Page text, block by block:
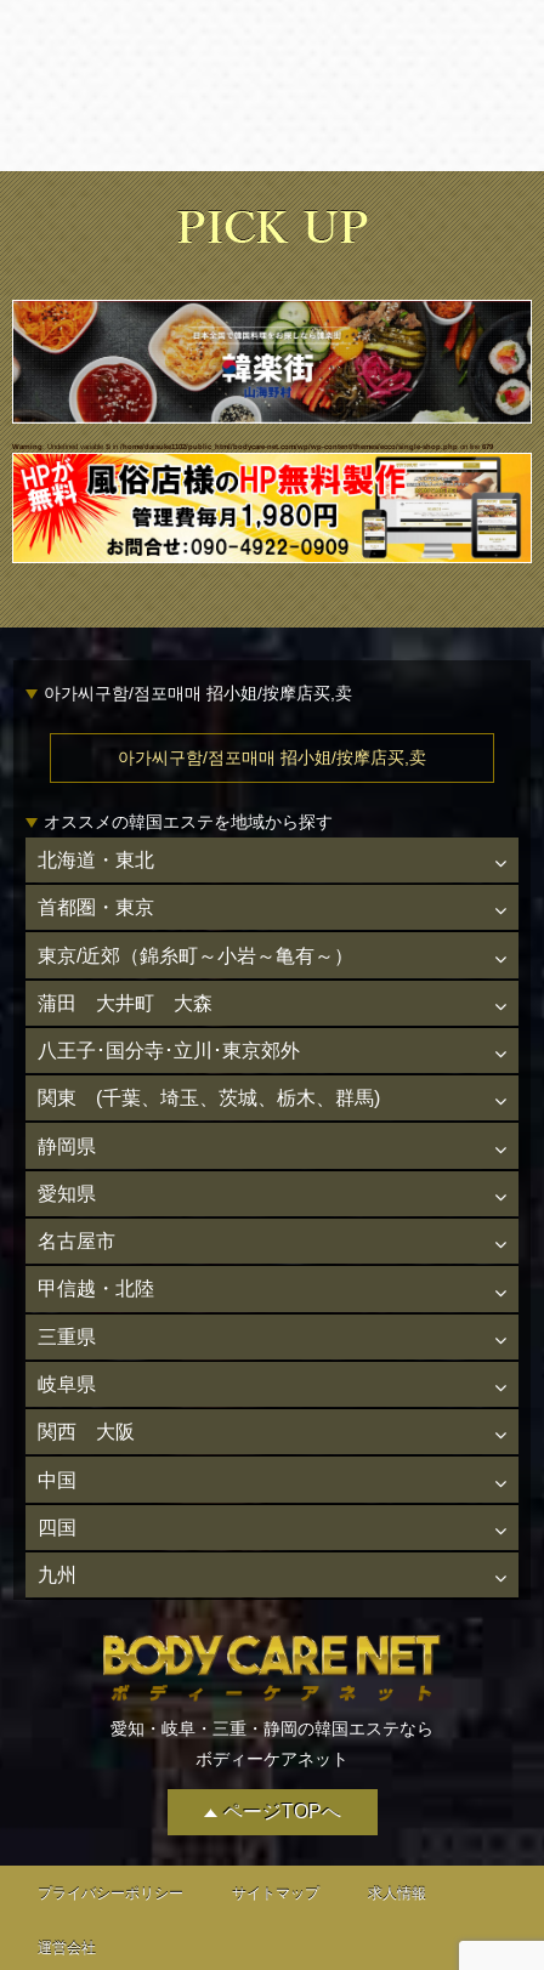
Warning: Undefined variable $i in/home/daisuke1102/public_html/bodycare-net.com/wp/wp-content/themes/ecco/single-shop.phpon line679
ページTOPへ
아가씨구함/점포매매 招小姐/按摩店买,卖
아가씨구함/점포매매 招小姐/按摩店买,卖
オススメの韓国エステを地域から探す
北海道・東北
首都圏・東京
東京/近郊（錦糸町～小岩～亀有～）
蒲田 大井町 大森
八王子･国分寺･立川･東京郊外
関東 (千葉、埼玉、茨城、栃木、群馬)
静岡県
愛知県
名古屋市
甲信越・北陸
三重県
岐阜県
関西 大阪
中国
四国
九州
愛知・岐阜・三重・静岡の韓国エステなら
ボディーケアネット
プライバシーポリシー サイトマップ 求人情報
運営会社